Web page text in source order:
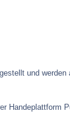
und
Handeplattform